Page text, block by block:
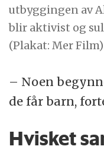
utbyggingen av
blir aktivist og
(Plakat: Mer Film)
– Noen
de får barn,
Hvisket